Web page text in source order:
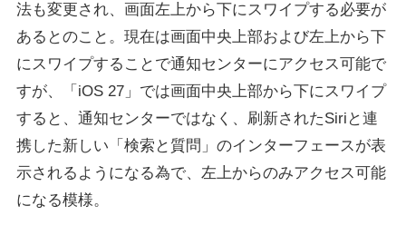
法も変更され、画面左上から下にスワイプする必要が
あるとのこと。現在は画面中央上部および左上から下
にスワイプすることで通知センターにアクセス可能で
すが、「iOS 27」では画面中央上部から下にスワイプ
すると、通知センターではなく、刷新されたSiriと連
携した新しい「検索と質問」のインターフェースが表
示されるようになる為で、左上からのみアクセス可能
になる模様。